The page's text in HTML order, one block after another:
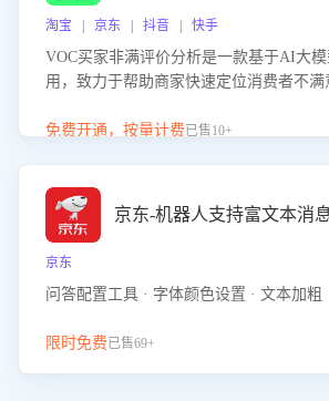
淘宝 | 京东 | 抖音 | 快手
VOC买家非满评价分析是一款基于AI大
用，致力于帮助商家快速定位消费者不
客服原因或其它部门原因，明确责任归属
改，有效提升客户满意度和店铺整体服务
免费开通，按量计费已售10+
京东-机器人支持富文本消
京东
问答配置工具 · 字体颜色设置 · 文本加粗
限时免费已售69+